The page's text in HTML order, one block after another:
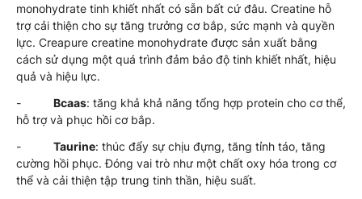
monohydrate tinh khiết nhất có sẵn bất cứ đâu. Creatine hỗ
trợ cải thiện cho sự tăng trưởng cơ bắp, sức mạnh và quyền
lực. Creapure creatine monohydrate được sản xuất bằng
cách sử dụng một quá trình đảm bảo độ tinh khiết nhất, hiệu
quả và hiệu lực.
- Bcaas: tăng khả khả năng tổng hợp protein cho cơ thể,
hỗ trợ và phục hồi cơ bắp.
- Taurine: thúc đẩy sự chịu đựng, tăng tỉnh táo, tăng
cường hồi phục. Đóng vai trò như một chất oxy hóa trong cơ
thể và cải thiện tập trung tinh thần, hiệu suất.